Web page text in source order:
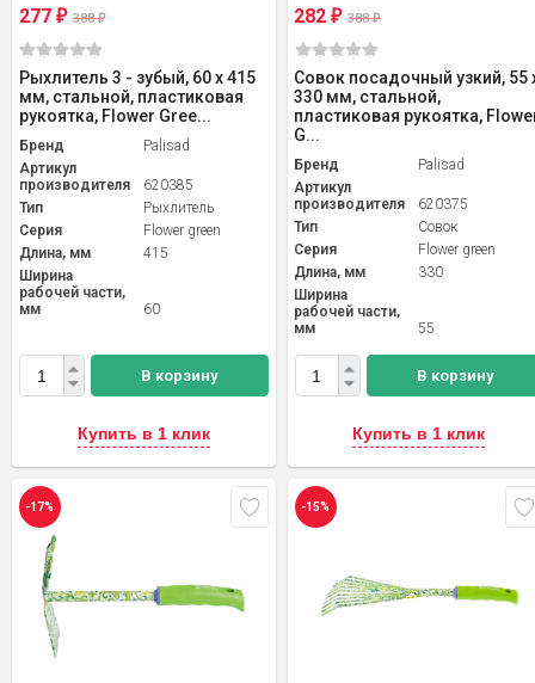
277 ₽ 388₽
Рыхлитель 3 - зубый, 60 х 415
мм, стальной, пластиковая
рукоятка, Flower Gree...
Бренд
Palisad
Артикул
производителя
620385
Тип
Рыхлитель
Серия
Flower green
Длина, мм
415
Ширина
рабочей части,
мм
60
В корзину
Купить в 1 клик
282₽ 388₽
Совок посадочный узкий, 55
330 мм, стальной,
пластиковая рукоятка,
G...
Бренд
Palisad
Артикул
производителя
620375
Тип
Совок
Серия
Flower green
Длина, мм
330
Ширина
рабочей части,
мм
55
В корзину
Купить в 1 клик
-17% -15%